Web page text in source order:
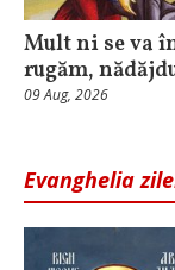
Mult ni se va
rugăm,
09 Aug, 2026
Evanghelia